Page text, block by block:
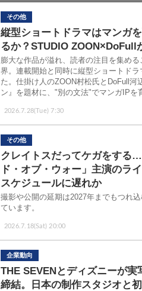
その他
2026.7.28(Tue) 7:30
縦型ショートドラマはマンガ
るか？STUDIO ZOON×DoFull
膨大な作品が溢れ、読者の注目を集め
界。連載開始と同時に縦型ショートド
た。仕掛け人のZOON村松氏とDoFull河
ン』を題材に、"別の文法"でマンガIPを
その他
2026.7.18(Sat) 20:00
クレイトスだってケガをする
ド・オブ・ウォー」主演のラ
スケジュールに遅れか
撮影や公開の延期は2027年までもつれ
ています。
企業動向
THE SEVENとディズニーが実
締結。日本の制作スタジオと